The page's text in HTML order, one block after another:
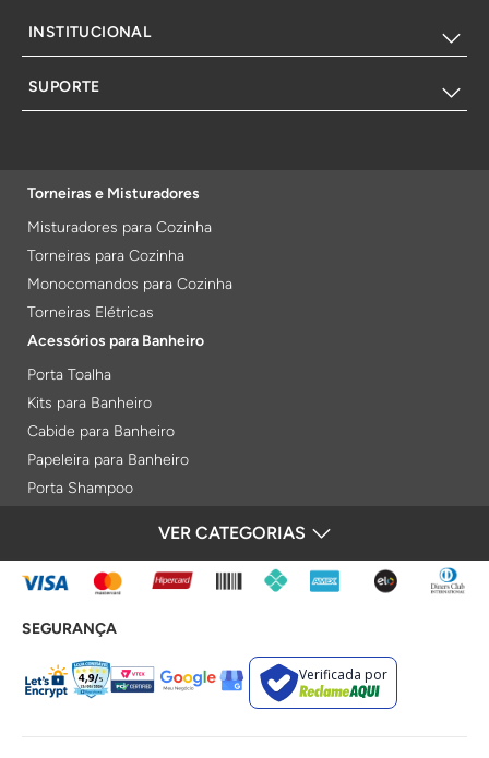
INSTITUCIONAL
SUPORTE
Torneiras e Misturadores
Misturadores para Cozinha
Torneiras para Cozinha
Monocomandos para Cozinha
Torneiras Elétricas
Acessórios para Banheiro
Porta Toalha
Kits para Banheiro
Cabide para Banheiro
Papeleira para Banheiro
Porta Shampoo
Porta Toalha Aquecido
Gabinetes para Banheiro
Lixeiras
Acabamentos e Registros
Bases de Registros
VER CATEGORIAS
FORMAS DE PAGAMENTO
SEGURANÇA
Verificada por